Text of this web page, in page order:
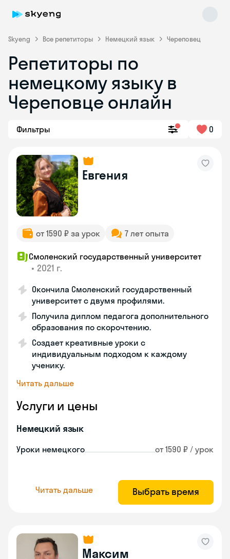
Skyeng Все репетиторы Немецкий язык Череповец
Репетиторы по
немецкому языку в
Череповце онлайн
Фильтры 0
Евгения
от 1590 ₽ за урок 7 лет опыта
Смоленский государственный университет
• 2021 г.
Окончила Смоленский государственный
университет с двумя профилями.
Получила диплом педагога дополнительного
образования по скорочтению.
Создает креативные уроки с
индивидуальным подходом к каждому
ученику.
Читать дальше
Услуги и цены
Немецкий язык
Уроки немецкого от 1590 ₽ / урок
Читать дальше Выбрать время
Максим
Skyeng Chat